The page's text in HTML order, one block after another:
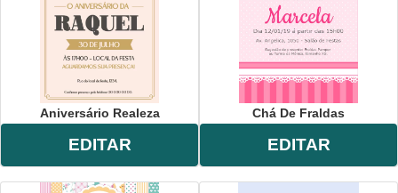
Aniversário Realeza
EDITAR
Chá De Fraldas
EDITAR